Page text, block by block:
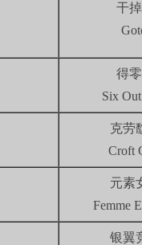
干掉
得
Six
克劳
Croft
元素
Femme
银翼